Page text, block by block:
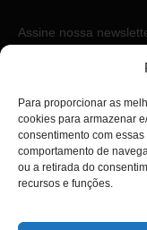
Para proporcionar as
cookies para armazenar
consentimento com
comportamento de
ou a retirada do
recursos e funções.
Assine nossa